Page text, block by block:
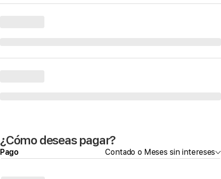
¿Cómo deseas pagar?
Pago Contado o Meses sin intereses